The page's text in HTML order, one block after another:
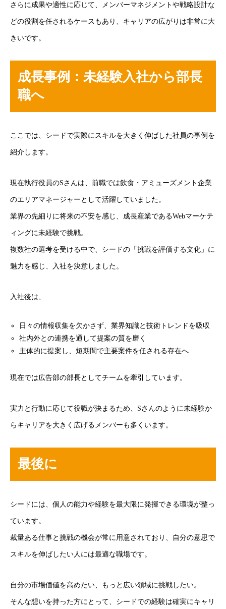
トップページ
中途採用
インターン採用
ストーリー（NEWS）
採用エントリーフォーム
さらに成果や適性に応じて、メンバーマネジメントや戦略設計な
どの役割を任されるケースもあり、キャリアの広がりは非常に大
きいです。
成長事例：未経験入社から部長
職へ
ここでは、シードで実際にスキルを大きく伸ばした社員の事例を
紹介します。
現在執行役員のSさんは、前職では飲食・アミューズメント企業
のエリアマネージャーとして活躍していました。
業界の先細りに将来の不安を感じ、成長産業であるWebマーケテ
ィングに未経験で挑戦。
複数社の選考を受ける中で、シードの「挑戦を評価する文化」に
魅力を感じ、入社を決意しました。
入社後は、
日々の情報収集を欠かさず、業界知識と技術トレンドを吸収
社内外との連携を通して提案の質を磨く
主体的に提案し、短期間で主要案件を任される存在へ
現在では広告部の部長としてチームを牽引しています。
実力と行動に応じて役職が決まるため、Sさんのように未経験か
らキャリアを大きく広げるメンバーも多くいます。
最後に
シードには、個人の能力や経験を最大限に発揮できる環境が整っ
ています。
裁量ある仕事と挑戦の機会が常に用意されており、自分の意思で
スキルを伸ばしたい人には最適な職場です。
自分の市場価値を高めたい、もっと広い領域に挑戦したい。
そんな想いを持った方にとって、シードでの経験は確実にキャリ